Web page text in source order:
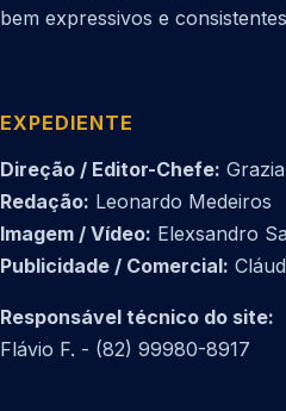
bem expressivos e
EXPEDIENTE
Direção / Editor-Chefe:
Redação: Leonardo Medeiros
Imagem / Vídeo: Elexsandro
Publicidade / Comercial:
Responsável técnico do site:
Flávio F. - (82) 99980-8917